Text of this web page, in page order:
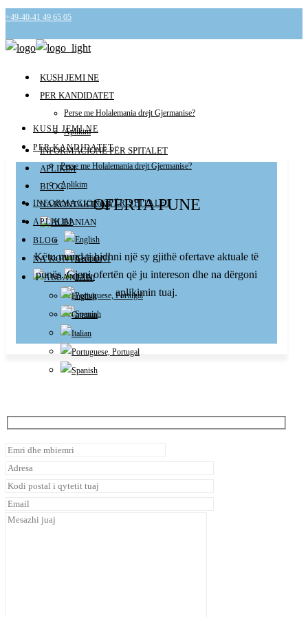
+49-40-41 49 65 05
info@holalemania.de
KUSH JEMI NE
PER KANDIDATET
Perse me Holalemania drejt Gjermanise?
Aplikim
INFORMACIONE PËR SPITALET
APLIKIM
BLOG
NA KONTAKTONI
KUSH JEMI NE
PER KANDIDATET
Perse me Holalemania drejt Gjermanise?
Aplikim
INFORMACIONE PËR SPITALET
APLIKIM
BLOG
NA KONTAKTONI
OFERTA PUNE
Këtu mund ti hidhni një sy gjithë ofertave aktuale të
punës. Gjeni ofertën që ju intereson dhe na dërgoni
aplikimin tuaj.